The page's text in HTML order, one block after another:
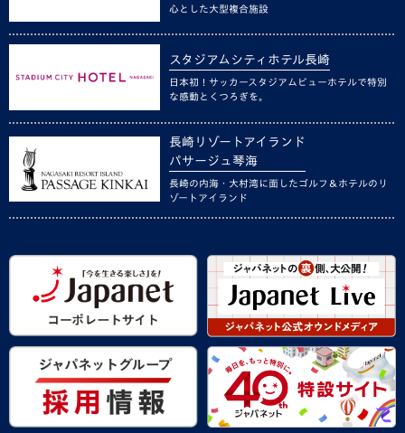
心とした大型複合施設
スタジアムシティホテル長崎
日本初！サッカースタジアムビューホテルで特別
な感動とくつろぎを。
長崎リゾートアイランド
パサージュ琴海
長崎の内海・大村湾に面したゴルフ＆ホテルのリ
ゾートアイランド